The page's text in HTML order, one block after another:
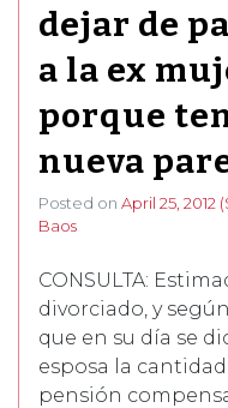
dejar de
a la ex
porque
nueva
Posted on April 25, 2012
Baos
CONSULTA:
divorciado, y
que en su día se
esposa la
pensión